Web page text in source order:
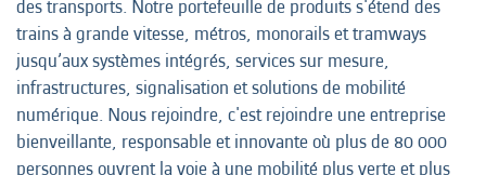
des transports. Notre portefeuille de produits s'étend des
trains à grande vitesse, métros, monorails et tramways
jusqu’aux systèmes intégrés, services sur mesure,
infrastructures, signalisation et solutions de mobilité
numérique. Nous rejoindre, c'est rejoindre une entreprise
bienveillante, responsable et innovante où plus de 80 000
personnes ouvrent la voie à une mobilité plus verte et plus